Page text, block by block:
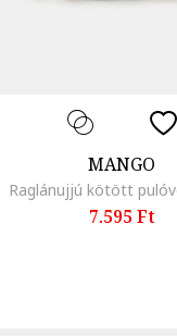
MANGO
7.595 Ft